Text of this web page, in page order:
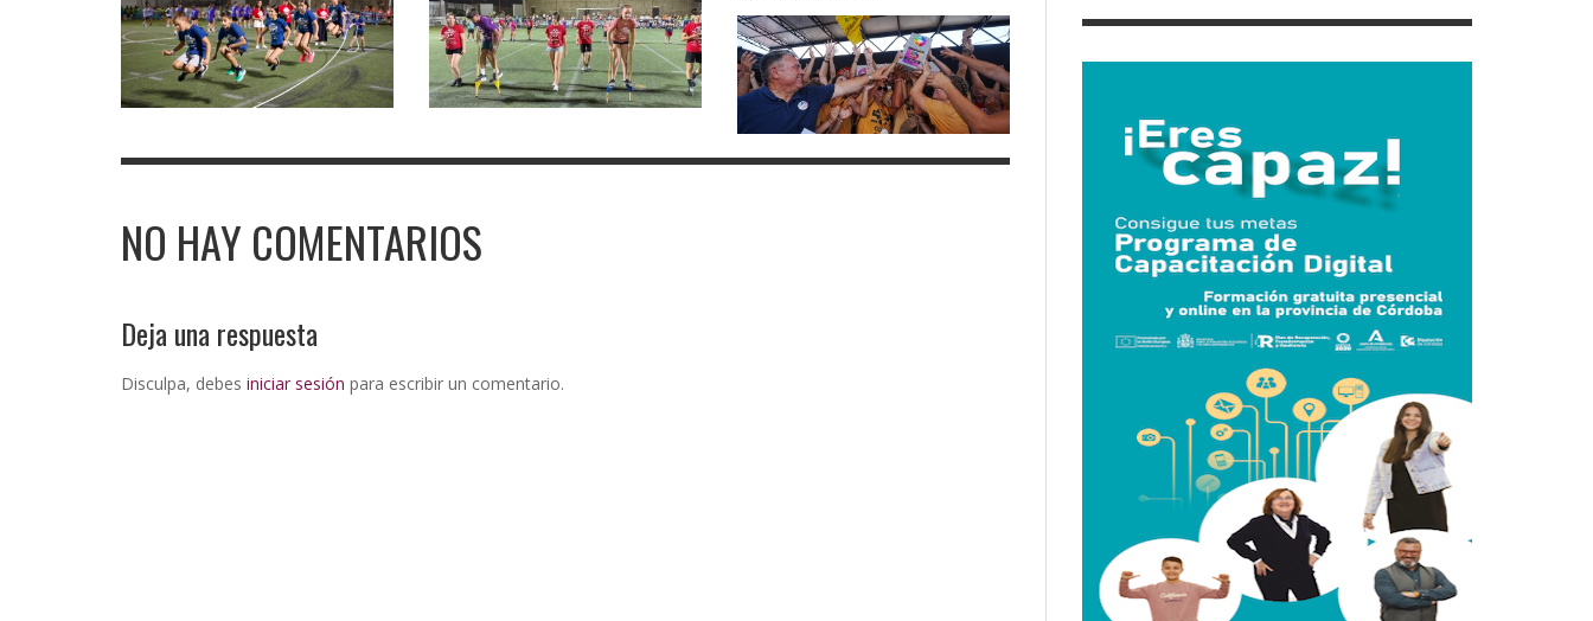
NO HAY COMENTARIOS
Deja una respuesta
Disculpa, debes iniciar sesión para escribir un comentario.